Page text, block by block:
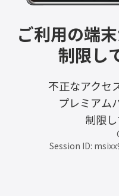
ご利用の端
制限し
不正なアクセ
プレミアム
制限し
Session ID: